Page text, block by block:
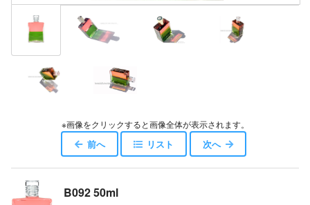
※画像をクリックすると画像全体が表示されます。
前へ リスト 次へ
B092 50ml